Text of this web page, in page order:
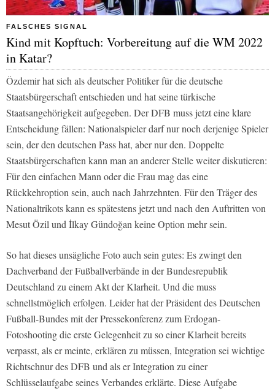
FALSCHES SIGNAL
Kind mit Kopftuch: Vorbereitung auf die WM 2022
in Katar?
Özdemir hat sich als deutscher Politiker für die deutsche
Staatsbürgerschaft entschieden und hat seine türkische
Staatsangehörigkeit aufgegeben. Der DFB muss jetzt eine klare
Entscheidung fällen: Nationalspieler darf nur noch derjenige Spieler
sein, der den deutschen Pass hat, aber nur den. Doppelte
Staatsbürgerschaften kann man an anderer Stelle weiter diskutieren:
Für den einfachen Mann oder die Frau mag das eine
Rückkehroption sein, auch nach Jahrzehnten. Für den Träger des
Nationaltrikots kann es spätestens jetzt und nach den Auftritten von
Mesut Özil und İlkay Gündoğan keine Option mehr sein.
So hat dieses unsägliche Foto auch sein gutes: Es zwingt den
Dachverband der Fußballverbände in der Bundesrepublik
Deutschland zu einem Akt der Klarheit. Und die muss
schnellstmöglich erfolgen. Leider hat der Präsident des Deutschen
Fußball-Bundes mit der Pressekonferenz zum Erdogan-
Fotoshooting die erste Gelegenheit zu so einer Klarheit bereits
verpasst, als er meinte, erklären zu müssen, Integration sei wichtige
Richtschnur des DFB und als er Integration zu einer
Schlüsselaufgabe seines Verbandes erklärte. Diese Aufgabe